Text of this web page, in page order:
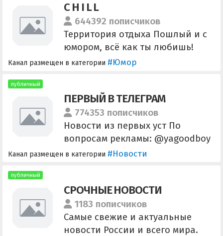
Ссылка для друзей:
https://t.me/+ZQ0i1avJNAQ0NWJi
C H I L L
644392 пописчиков
Территория отдыха Пошлый и с
юмором, всё как ты любишь!
Сотрудничество: @lunatictg и
@Spiral_Yuri
Канал размещен в категории #Юмор
публичный
ПЕРВЫЙ В ТЕЛЕГРАМ
774353 пописчиков
Новости из первых уст По
вопросам рекламы: @yagoodboy
& @sschneideerr *Не связаны с
@perviy_vtelegram Владелец:
@vladimirdenv (По рекламе не
писать ) Сотрудничаем с:
@GO_media1
Канал размещен в категории #Новости
публичный
СРОЧНЫЕ НОВОСТИ
1183 пописчиков
Самые свежие и актуальные
новости России и всего мира.